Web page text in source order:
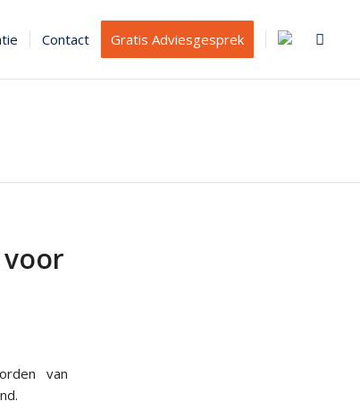
Contact Gratis Adviesgesprek
van